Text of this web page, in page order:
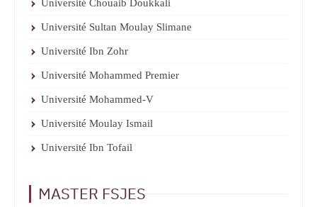
Université Chouaib Doukkali
Université Sultan Moulay Slimane
Université Ibn Zohr
Université Mohammed Premier
Université Mohammed-V
Université Moulay Ismail
Université Ibn Tofail
MASTER FSJES